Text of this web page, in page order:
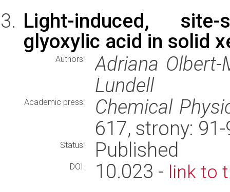
Light-induced,
glyoxylic acid in solid
Authors:
Adriana Olbert-
Lundell
Academic press:
Chemical
617, strony:
Status: Published
DOI: 10.023 - link to